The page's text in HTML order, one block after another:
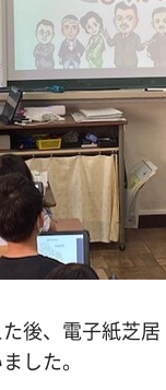
後、電子紙芝
した。